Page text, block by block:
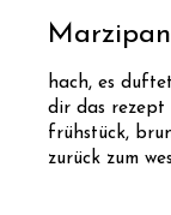
hach, es
dir das rezept
frühstück,
zurück zum